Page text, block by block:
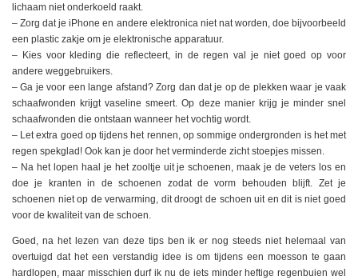
lichaam niet onderkoeld raakt.
– Zorg dat je iPhone en andere elektronica niet nat worden, doe bijvoorbeeld
een plastic zakje om je elektronische apparatuur.
– Kies voor kleding die reflecteert, in de regen val je niet goed op voor
andere weggebruikers.
– Ga je voor een lange afstand? Zorg dan dat je op de plekken waar je vaak
schaafwonden krijgt vaseline smeert. Op deze manier krijg je minder snel
schaafwonden die ontstaan wanneer het vochtig wordt.
– Let extra goed op tijdens het rennen, op sommige ondergronden is het met
regen spekglad! Ook kan je door het verminderde zicht stoepjes missen.
– Na het lopen haal je het zooltje uit je schoenen, maak je de veters los en
doe je kranten in de schoenen zodat de vorm behouden blijft. Zet je
schoenen niet op de verwarming, dit droogt de schoen uit en dit is niet goed
voor de kwaliteit van de schoen.
Goed, na het lezen van deze tips ben ik er nog steeds niet helemaal van
overtuigd dat het een verstandig idee is om tijdens een moesson te gaan
hardlopen, maar misschien durf ik nu de iets minder heftige regenbuien wel